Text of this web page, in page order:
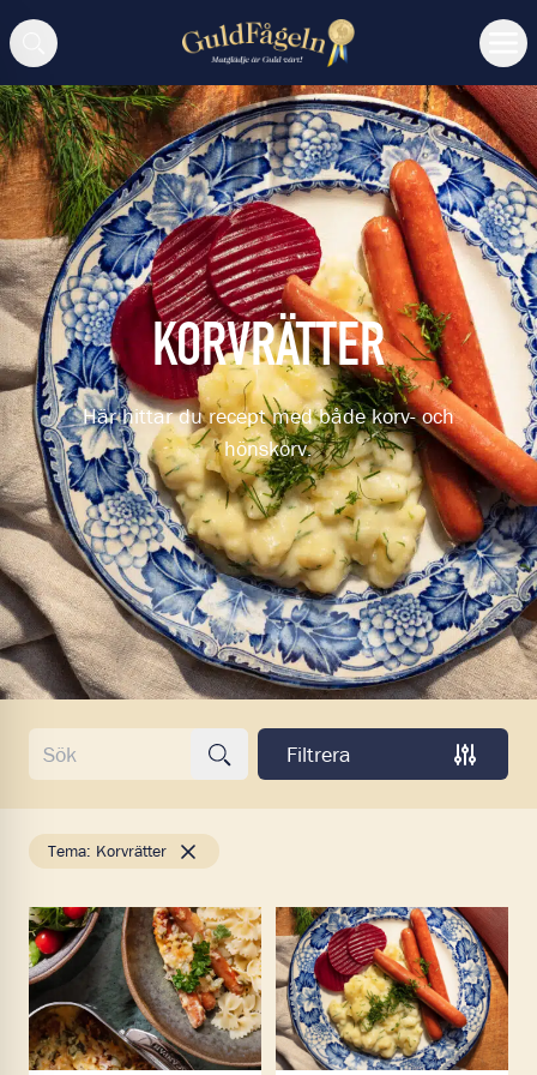
Sök
KORVRÄTTER
Här hittar du recept med både korv- och
hönskorv.
Sök recept
Sök
Filtrera
Tema: Korvrätter
Läs mer om Ugnsgratinerad hönskorv à la vurre med
Läs mer om Hönskorv med